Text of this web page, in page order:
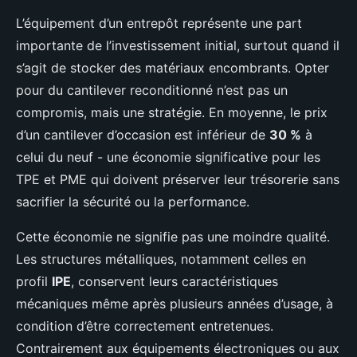
L’équipement d’un entrepôt représente une part
importante de l’investissement initial, surtout quand il
s’agit de stocker des matériaux encombrants. Opter
pour du cantilever reconditionné n’est pas un
compromis, mais une stratégie. En moyenne, le prix
d’un cantilever d’occasion est inférieur de 30 % à
celui du neuf - une économie significative pour les
TPE et PME qui doivent préserver leur trésorerie sans
sacrifier la sécurité ou la performance.
Cette économie ne signifie pas une moindre qualité.
Les structures métalliques, notamment celles en
profil IPE, conservent leurs caractéristiques
mécaniques même après plusieurs années d’usage, à
condition d’être correctement entretenues.
Contrairement aux équipements électroniques ou aux